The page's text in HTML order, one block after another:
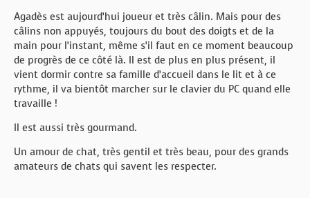
Agadès est aujourd’hui joueur et très câlin. Mais pour des
câlins non appuyés, toujours du bout des doigts et de la
main pour l’instant, même s’il faut en ce moment beaucoup
de progrès de ce côté là. Il est de plus en plus présent, il
vient dormir contre sa famille d’accueil dans le lit et à ce
rythme, il va bientôt marcher sur le clavier du PC quand elle
travaille !
Il est aussi très gourmand.
Un amour de chat, très gentil et très beau, pour des grands
amateurs de chats qui savent les respecter.